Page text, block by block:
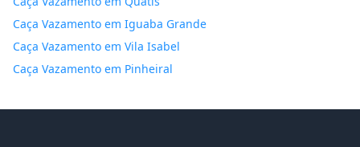
Caça Vazamento em Iguaba Grande
Caça Vazamento em Vila Isabel
Caça Vazamento em Pinheiral